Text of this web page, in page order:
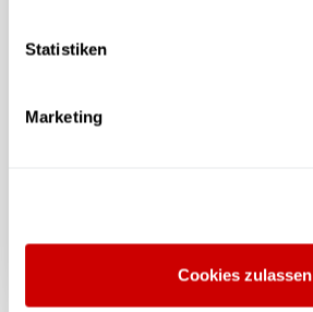
Statistiken
Marketing
Cookies zulassen
Zirkus Tanz_Bar